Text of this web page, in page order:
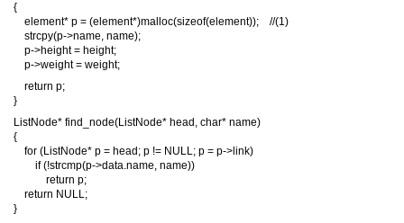
{
element* p = (element*)malloc(sizeof(element)); //(1)
strcpy(p->name, name);
p->height = height;
p->weight = weight;
return p;
}
ListNode* find_node(ListNode* head, char* name)
{
for (ListNode* p = head; p != NULL; p = p->link)
if (!strcmp(p->data.name, name))
return p;
return NULL;
}